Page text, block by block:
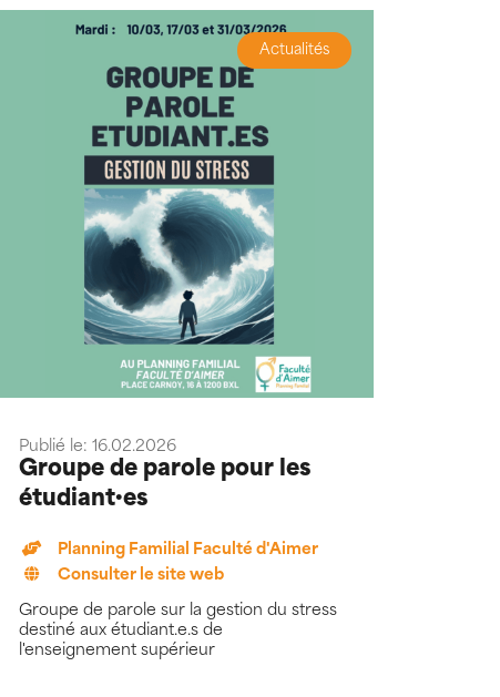
Actualités
Publié le: 16.02.2026
Groupe de parole pour les
étudiant·es
Planning Familial Faculté d'Aimer
Consulter le site web
Groupe de parole sur la gestion du stress
destiné aux étudiant.e.s de
l'enseignement supérieur